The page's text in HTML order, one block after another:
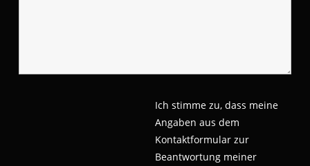
Ich stimme zu, dass meine
Angaben aus dem
Kontaktformular zur
Beantwortung meiner